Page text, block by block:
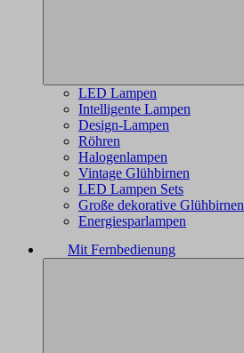
LED Lampen
Intelligente Lampen
Design-Lampen
Röhren
Halogenlampen
Vintage Glühbirnen
LED Lampen Sets
Große dekorative Glühbirnen
Energiesparlampen
Mit Fernbedienung